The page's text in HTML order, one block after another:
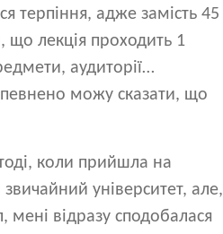
терпіння, адже замість 45
що лекція проходить 1
аудиторії…
можу сказати, що
коли прийшла на
університет, але,
відразу сподобалася